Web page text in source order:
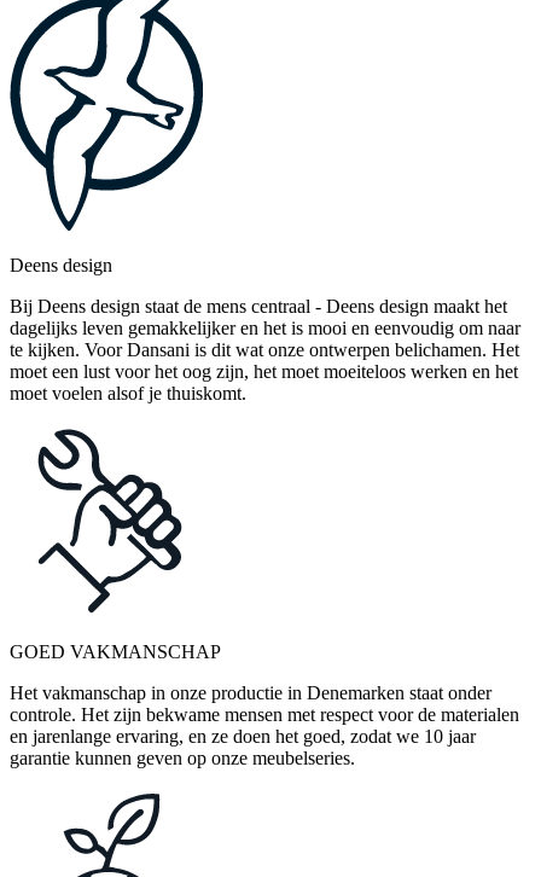
Deens design
Bij Deens design staat de mens centraal - Deens design maakt het
dagelijks leven gemakkelijker en het is mooi en eenvoudig om naar
te kijken. Voor Dansani is dit wat onze ontwerpen belichamen. Het
moet een lust voor het oog zijn, het moet moeiteloos werken en het
moet voelen alsof je thuiskomt.
GOED VAKMANSCHAP
Het vakmanschap in onze productie in Denemarken staat onder
controle. Het zijn bekwame mensen met respect voor de materialen
en jarenlange ervaring, en ze doen het goed, zodat we 10 jaar
garantie kunnen geven op onze meubelseries.